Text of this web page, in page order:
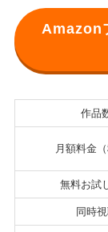
Amazon
作品
月額料金（
無料お試
同時